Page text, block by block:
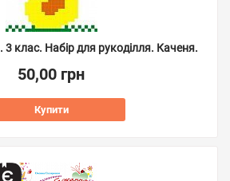
клас. Набір для рукоділля. Каченя.
50,00 грн
Купити